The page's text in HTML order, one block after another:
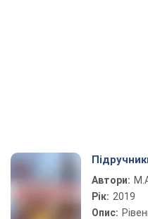
Автори:
Рік: 2019
Опис: